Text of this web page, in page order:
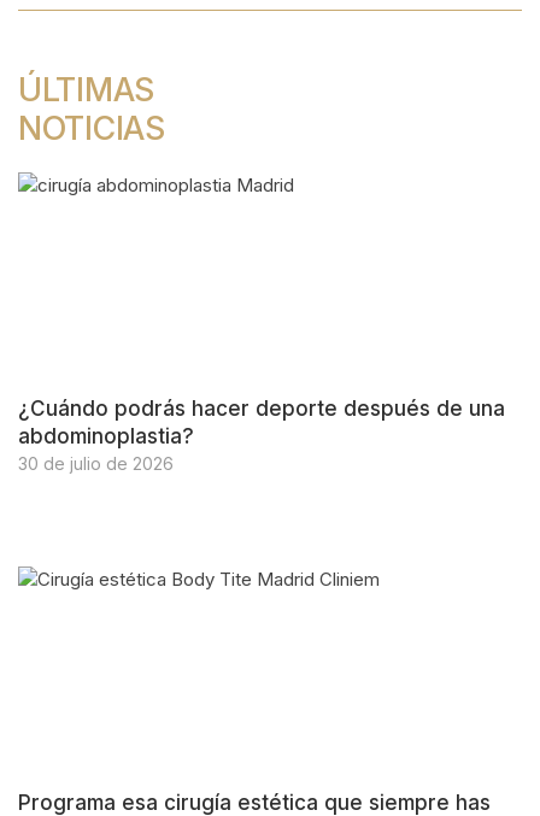
ÚLTIMAS
NOTICIAS
¿Cuándo podrás hacer deporte después de una
abdominoplastia?
30 de julio de 2026
Programa esa cirugía estética que siempre has